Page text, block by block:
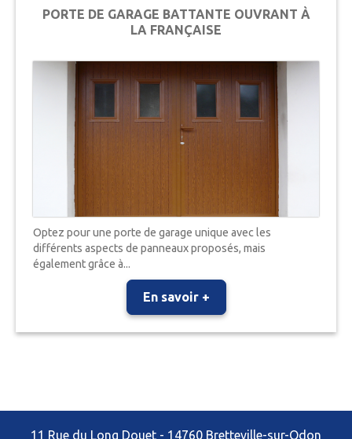
PORTE DE GARAGE BATTANTE OUVRANT À
LA FRANÇAISE
Optez pour une porte de garage unique avec les
différents aspects de panneaux proposés, mais
également grâce à...
En savoir +
11 Rue du Long Douet - 14760 Bretteville-sur-Odon